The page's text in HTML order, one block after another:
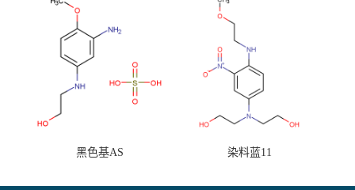
黑色基AS 染料蓝11